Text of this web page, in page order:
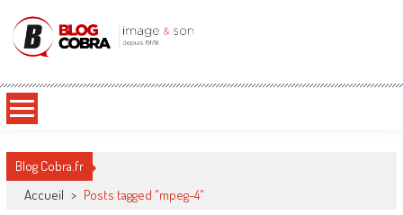
Blog Cobra
Blog Cobra.fr
Accueil > Posts tagged "mpeg-4"